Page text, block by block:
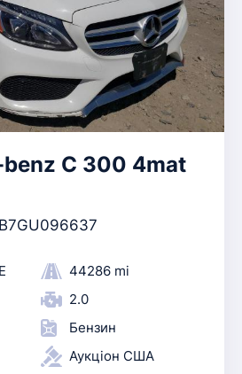
C 300 4mat
44286 mi
2.0
Бензин
Аукціон США